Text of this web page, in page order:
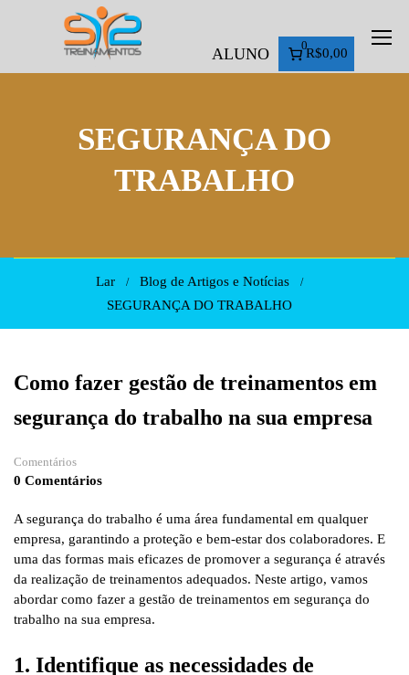
ALUNO 0
R$0,00
SEGURANÇA DO
TRABALHO
Lar
Blog de Artigos e Notícias
SEGURANÇA DO TRABALHO
Como fazer gestão de treinamentos em
segurança do trabalho na sua empresa
Comentários
0 Comentários
A segurança do trabalho é uma área fundamental em qualquer
empresa, garantindo a proteção e bem-estar dos colaboradores. E
uma das formas mais eficazes de promover a segurança é através
da realização de treinamentos adequados. Neste artigo, vamos
abordar como fazer a gestão de treinamentos em segurança do
trabalho na sua empresa.
1. Identifique as necessidades de